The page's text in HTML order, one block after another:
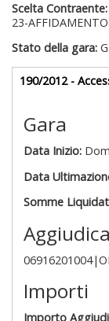
Scelta Contraente:
23-
Stato della gara:
Gare
190/2012 -
Gara
Data Inizio:
Data
Somme
Importi
Importo